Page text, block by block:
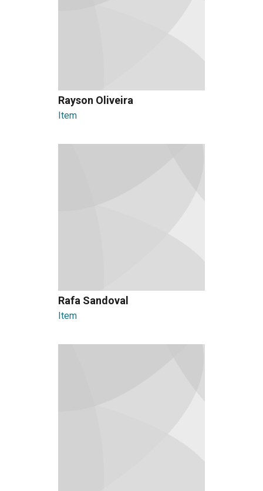
Rayson Oliveira
Item
Rafa Sandoval
Item